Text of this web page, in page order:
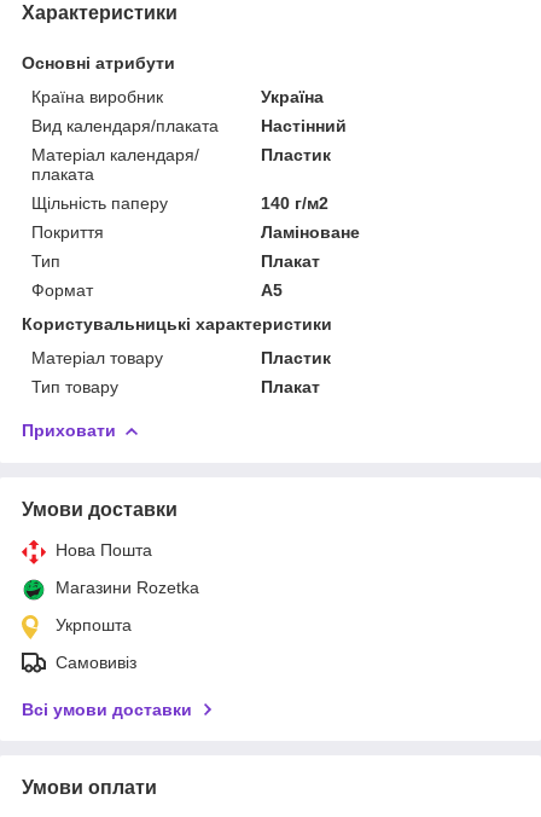
Характеристики
Основні атрибути
Країна виробник
Україна
Вид календаря/плаката
Настінний
Матеріал календаря/
плаката
Пластик
Щільність паперу
140 г/м2
Покриття
Ламіноване
Тип
Плакат
Формат
A5
Користувальницькі характеристики
Матеріал товару
Пластик
Тип товару
Плакат
Приховати
Умови доставки
Нова Пошта
Магазини Rozetka
Укрпошта
Самовивіз
Всі умови доставки
Умови оплати